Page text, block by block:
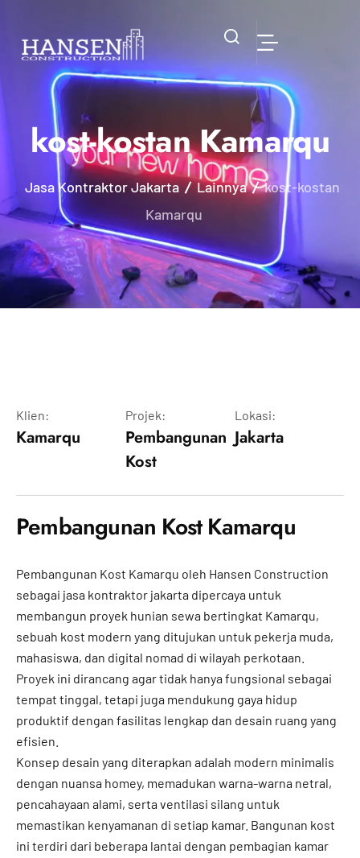
kost-kostan Kamarqu
Jasa Kontraktor Jakarta Lainnya
kost-kostan
Kamarqu
Klien:
Kamarqu
Projek:
Pembangunan
Kost
Lokasi:
Jakarta
Pembangunan Kost Kamarqu
Pembangunan Kost Kamarqu oleh Hansen Construction
sebagai jasa kontraktor jakarta dipercaya untuk
membangun proyek hunian sewa bertingkat Kamarqu,
sebuah kost modern yang ditujukan untuk pekerja muda,
mahasiswa, dan digital nomad di wilayah perkotaan.
Proyek ini dirancang agar tidak hanya fungsional sebagai
tempat tinggal, tetapi juga mendukung gaya hidup
produktif dengan fasilitas lengkap dan desain ruang yang
efisien.
Konsep desain yang diterapkan adalah modern minimalis
dengan nuansa homey, memadukan warna-warna netral,
pencahayaan alami, serta ventilasi silang untuk
memastikan kenyamanan di setiap kamar. Bangunan kost
ini terdiri dari beberapa lantai dengan pembagian kamar